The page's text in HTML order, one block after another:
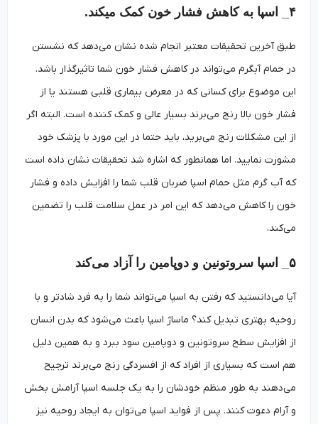
طبق آخرین تحقیقات معتبر انجام شده نشان می‌دهد که نشستن
در حمام آبگرم می‌تواند در کاهش فشار خون شما تاثیرگذار باشد.
این موضوع برای کسانی که در معرض بیماری قلبی هستند یا از
فشار خون بالا رنج می‌برند بسیار عالی و کمک کننده است. البته اگر
از این مشکلات رنج می‌برید، باید حتما در این مورد با پزشک خود
مشورت نمایید. اما همانطور که اشاره شد تحقیقات نشان داده است
که آب گرم مثل حمام اسپا ضربان قلب شما را افزایش داده و فشار
خون را کاهش می‌دهد که این امر در عمل سلامت قلب را تضمین
می‌کند.
آیا می‌دانستید که رفتن به اسپا می‌تواند شما را به فرد شادتر و با
روحیه بهتری تبدیل کند؟ ماساژ اسپا باعث می‌شود که بدن انسان
از افزایش سطح سروتونین و دوپامین سود ببرد و به همین دلیل
هم است که بسیاری از افراد که از افسردگی رنج می‌برند ترجیح
می‌دهند به طور منظم خودشان را به یک جلسه اسپا آرامش بخش
و آرام دعوت کنند. پس از فواید اسپا می‌توان به ایجاد روحیه نیز